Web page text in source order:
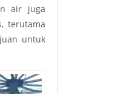
air juga
terutama
untuk